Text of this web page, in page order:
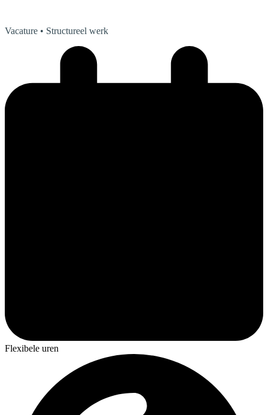
Vacature • Structureel werk
Flexibele uren